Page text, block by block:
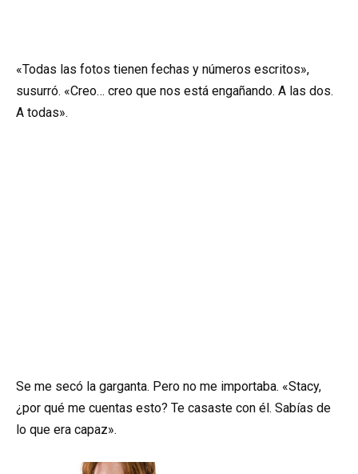
«Todas las fotos tienen fechas y números escritos»,
susurró. «Creo… creo que nos está engañando. A las dos.
A todas».
Se me secó la garganta. Pero no me importaba. «Stacy,
¿por qué me cuentas esto? Te casaste con él. Sabías de
lo que era capaz».